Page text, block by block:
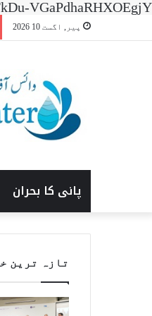
VGaPdhaRHXOEgjY
پیر, اگست 10 2026
پانی کا بحران
تازہ ترین